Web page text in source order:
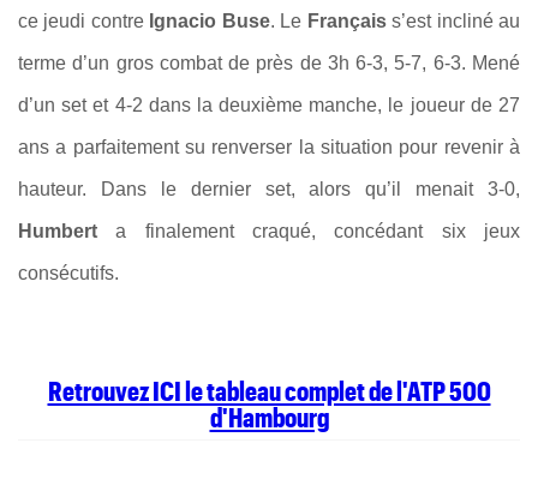
ce jeudi contre Ignacio Buse. Le Françaiss’est incliné au
terme d’un gros combat de près de 3h 6-3, 5-7, 6-3. Mené
d’un set et 4-2 dans la deuxième manche, le joueur de 27
ans a parfaitement su renverser la situation pour revenir à
hauteur. Dans le dernier set, alors qu’il menait 3-0,
Humbert a finalement craqué, concédant six jeux
consécutifs.
Retrouvez ICI le tableau complet de l'ATP 500
d'Hambourg